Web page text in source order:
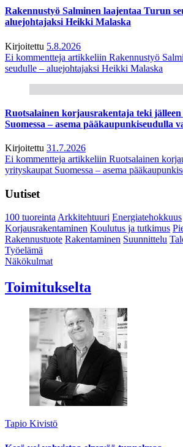
Rakennustyö Salminen laajentaa Turun
aluejohtajaksi Heikki Malaska
Kirjoitettu 5.8.2026
Ei kommentteja artikkeliin Rakennustyö
seudulle – aluejohtajaksi Heikki Malaska
Ruotsalainen korjausrakentaja teki
Suomessa – asema pääkaupunkiseudulla
Kirjoitettu 31.7.2026
Ei kommentteja artikkeliin Ruotsalainen
yrityskaupat Suomessa – asema
Uutiset
100 tuoreintaArkkitehtuuri Energiatehokkuus
Korjausrakentaminen Koulutus ja tutkimus
Rakennustuote Rakentaminen Suunnittelu
Työelämä
Näkökulmat
Toimitukselta
Tapio Kivistö